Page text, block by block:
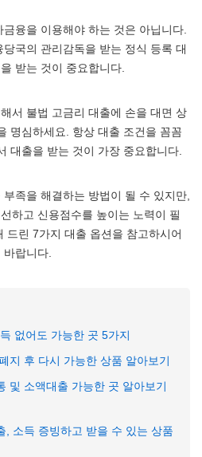
융을 이용해야 하는 것은 아닙니다.
국의 관리감독을 받는 정식 등록 대
받는 것이 중요합니다.
서 불법 고금리 대출에 손을 대면 상
명심하세요. 항상 대출 조건을 꼼꼼
대출을 받는 것이 가장 중요합니다.
족을 해결하는 방법이 될 수 있지만,
하고 신용점수를 높이는 노력이 필
드린 7가지 대출 옵션을 참고하시어
랍니다.
없어도 가능한 곳 5가지
지 후 다시 가능한 상품 알아보기
및 소액대출 가능한 곳 알아보기
, 소득 증빙하고 받을 수 있는 상품